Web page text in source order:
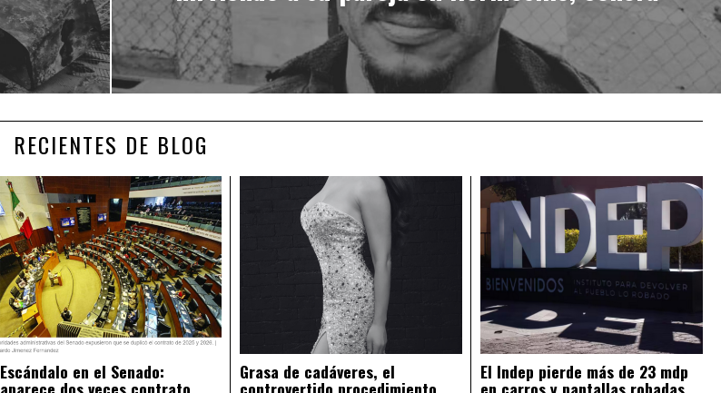
RECIENTES DE BLOG
Escándalo en el Senado:
aparece dos veces contrato
Grasa de cadáveres, el
controvertido procedimiento
El Indep pierde más de 23 mdp
en carros y pantallas robadas